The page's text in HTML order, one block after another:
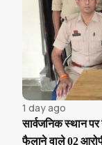
1 day ago
सार्वजनिक स्थान
फैलाने वाले 02